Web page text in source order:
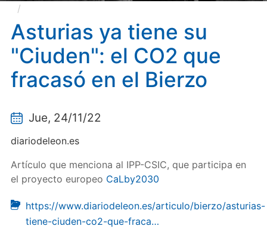
en el Bierzo
Asturias ya tiene su
"Ciuden": el CO2 que
fracasó en el Bierzo
Jue, 24/11/22
diariodeleon.es
Artículo que menciona al IPP-CSIC, que participa en
el proyecto europeo CaLby2030
https://www.diariodeleon.es/articulo/bierzo/asturias-
tiene-ciuden-co2-que-fraca…